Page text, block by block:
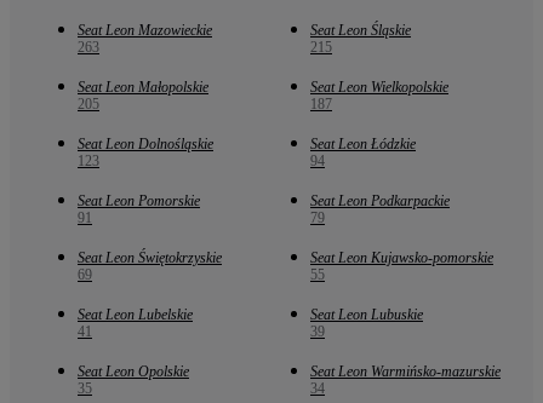
Seat Leon Mazowieckie
263
Seat Leon Śląskie
215
Seat Leon Małopolskie
205
Seat Leon Wielkopolskie
187
Seat Leon Dolnośląskie
123
Seat Leon Łódzkie
94
Seat Leon Pomorskie
91
Seat Leon Podkarpackie
79
Seat Leon Świętokrzyskie
69
Seat Leon Kujawsko-pomorskie
55
Seat Leon Lubelskie
41
Seat Leon Lubuskie
39
Seat Leon Opolskie
35
Seat Leon Warmińsko-mazurskie
34